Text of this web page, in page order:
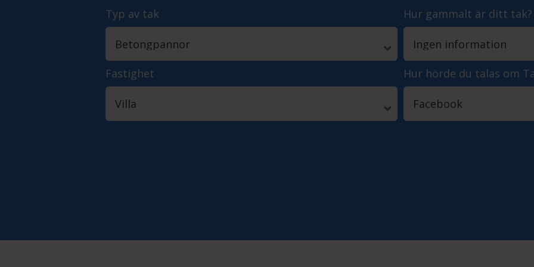
Typ av tak Hur gammalt är ditt tak?
Fastighet Hur hörde du talas om